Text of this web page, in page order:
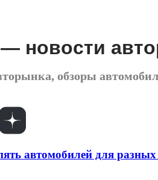
новости
обзоры
автомобилей для разных